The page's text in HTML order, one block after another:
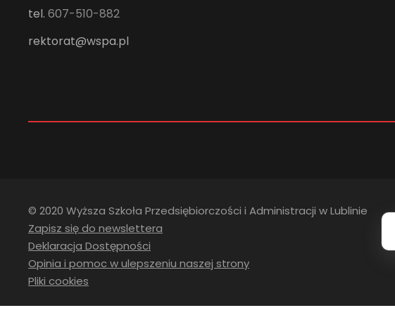
tel. 607-510-882
rektorat@wspa.pl
© 2020 Wyższa Szkoła Przedsiębiorczości i Administracji w Lublinie
Zapisz się do newslettera
Deklaracja Dostępności
Opinia i pomoc w ulepszeniu naszej strony
Pliki cookies